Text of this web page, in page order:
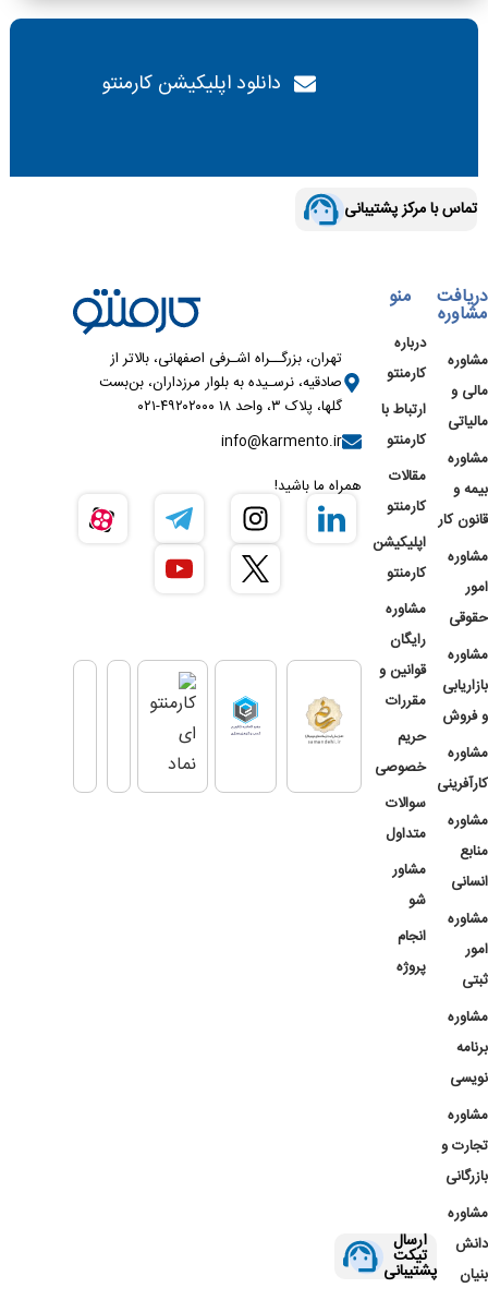
دانلود اپلیکیشن کارمنتو
تماس با مرکز پشتیبانی
دریافت
مشاوره
مشاوره
مالی و
مالیاتی
مشاوره
بیمه و
قانون کار
مشاوره
امور
حقوقی
مشاوره
بازاریابی
و فروش
مشاوره
کارآفرینی
مشاوره
منابع
انسانی
مشاوره
امور
ثبتی
مشاوره
برنامه
نویسی
مشاوره
تجارت و
بازرگانی
مشاوره
دانش
بنیان
منو
درباره
کارمنتو
ارتباط با
کارمنتو
مقالات
کارمنتو
اپلیکیشن
کارمنتو
مشاوره
رایگان
قوانین و
مقررات
حریم
خصوصی
سوالات
متداول
مشاور
شو
انجام
پروژه
ارسال
تیکت
پشتیبانی
تهران، بزرگــراه اشـرفی اصفهانی، بالاتر از
صادقیه، نرسـیده به بلوار مرزداران، بن‌بست
گلها، پلاک ۳، واحد ۱۸ ۴۹۲۰۲۰۰۰-۰۲۱
info@karmento.ir
همراه ما باشید!